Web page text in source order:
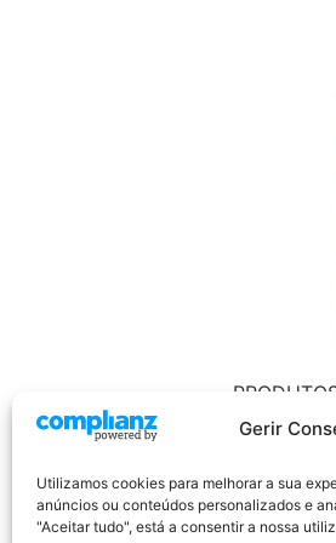
Gerir
Utilizamos cookies para melhorar a sua
anúncios ou conteúdos personalizados e
"Aceitar tudo", está a consentir a nossa
após a